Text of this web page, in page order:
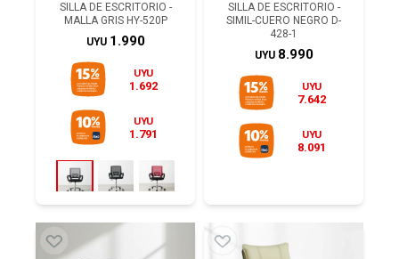
SILLA DE ESCRITORIO -
MALLA GRIS HY-520P
UYU 1.990
UYU
1.692
UYU
1.791
SILLA DE ESCRITORIO -
SIMIL-CUERO NEGRO D-
428-1
UYU 8.990
UYU
7.642
UYU
8.091